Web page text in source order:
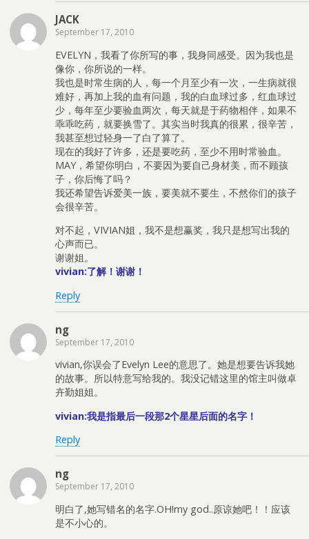
JACK
September 17, 2010
EVELYN，我看了你所写的事，我身同感受。因为我也是
像你，你所说的一样。
我也是时常生病的人，每一个月至少有一次，一生病就很
难好，再加上我的血有问题，我的白血球过多，红血球过
少，每年至少要验血两次，每天就是于药物相伴，如果不
乖乖吃药，就要换雪了。其实当时我真的很累，很辛苦，
我甚至想过轻身一了白了算了。
现在的我好了许多，还是要吃药，至少不用时常验血。
MAY，希望你明白，不要因为要自己身材美，而不顾孩
子，你后悔了吗？
我还希望告诉爱美一族，要美就不要生，不然你们的孩子
会很辛苦。
对不起，VIVIAN姐，我不是想赢奖，我只是想写出我的
心声而已。
谢谢姐。
vivian:了解！谢谢！
Reply
ng
September 17, 2010
vivian,你误会了Evelyn Lee的意思了。她是想要告诉我她
的故事。所以特意写给我的。我没记错这里的馆主叫做卓
卉勤姐姐。
vivian:我是指最后一段那2个星星后面的名字！
Reply
ng
September 17, 2010
明白了,她写错名的名字.OH!my god..原谅她吧！！应该
是不小心的。